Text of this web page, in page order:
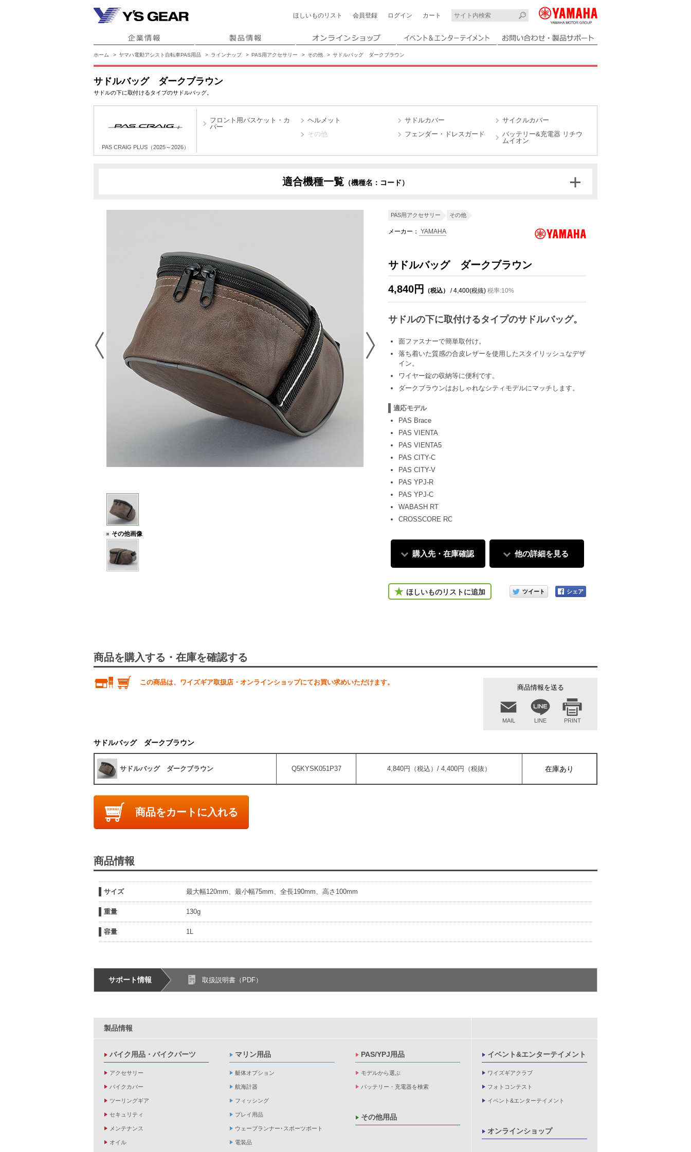
ほしいもの リスト 会員登録 ログイン カート
ホーム ヤマハ電動アシスト自転車PAS用品 ラインナップ PAS用アクセサリー その他 サドルバッグ ダークブラウン
サドルバッグ ダークブラウン
サドルの下に取付けるタイプのサドルバッグ。
PAS CRAIG PLUS（2025～2026）
フロント用バスケット・カ
バー
ヘルメット サドルカバー
サイクルカバー
その他
フェンダー・ドレスガード
バッテリー&充電器 リチウ
ムイオン
適合機種一覧 （機種名：コード）
PAS用アクセサリー その他
メーカー： YAMAHA
サドルバッグ ダークブラウン
4,840円 （税込） / 4,400(税抜) 税率:10%
サドルの下に取付けるタイプのサドルバッグ。
面ファスナーで簡単取付け。
落ち着いた質感の合皮レザーを使用したスタイリッシュなデザ
イン。
ワイヤー錠の収納等に便利です。
ダークブラウンはおしゃれなシティモデルにマッチします。
適応モデル
PAS Brace
PAS VIENTA
PAS VIENTA5
PAS CITY-C
PAS CITY-V
PAS YPJ-R
PAS YPJ-C
WABASH RT
CROSSCORE RC
購入先・在庫確認 他の詳細を見る
ほしいものリストに追加
このアイテムをシェアする
その他画像
商品を購入する・在庫を確認する
商品情報を送る
MAIL LINE PRINT
この商品は、ワイズギア取扱店・オンラインショップにてお買い求めいただけます。
サドルバッグ ダークブラウン
サドルバッグ ダークブラウン Q5KYSK051P37 4,840円（税込）/ 4,400円（税抜） 在庫あり
商品をカートに入れる
商品情報
サイズ 最大幅120mm、最小幅75mm、全長190mm、高さ100mm
重量 130g
容量 1L
サポート情報 取扱説明書（PDF）
製品情報
バイク用品・バイクパーツ
アクセサリー
バイクカバー
ツーリングギア
セキュリティ
メンテナンス
オイル
マリン用品
艇体オプション
航海計器
フィッシング
プレイ用品
ウェーブランナー･スポーツボート
電装品
PAS/YPJ用品
モデルから選ぶ
バッテリー・充電器を検索
その他用品
イベント&エンターテイメント
ワイズギアクラブ
フォトコンテスト
イベント&エンターテイメント
オンラインショップ